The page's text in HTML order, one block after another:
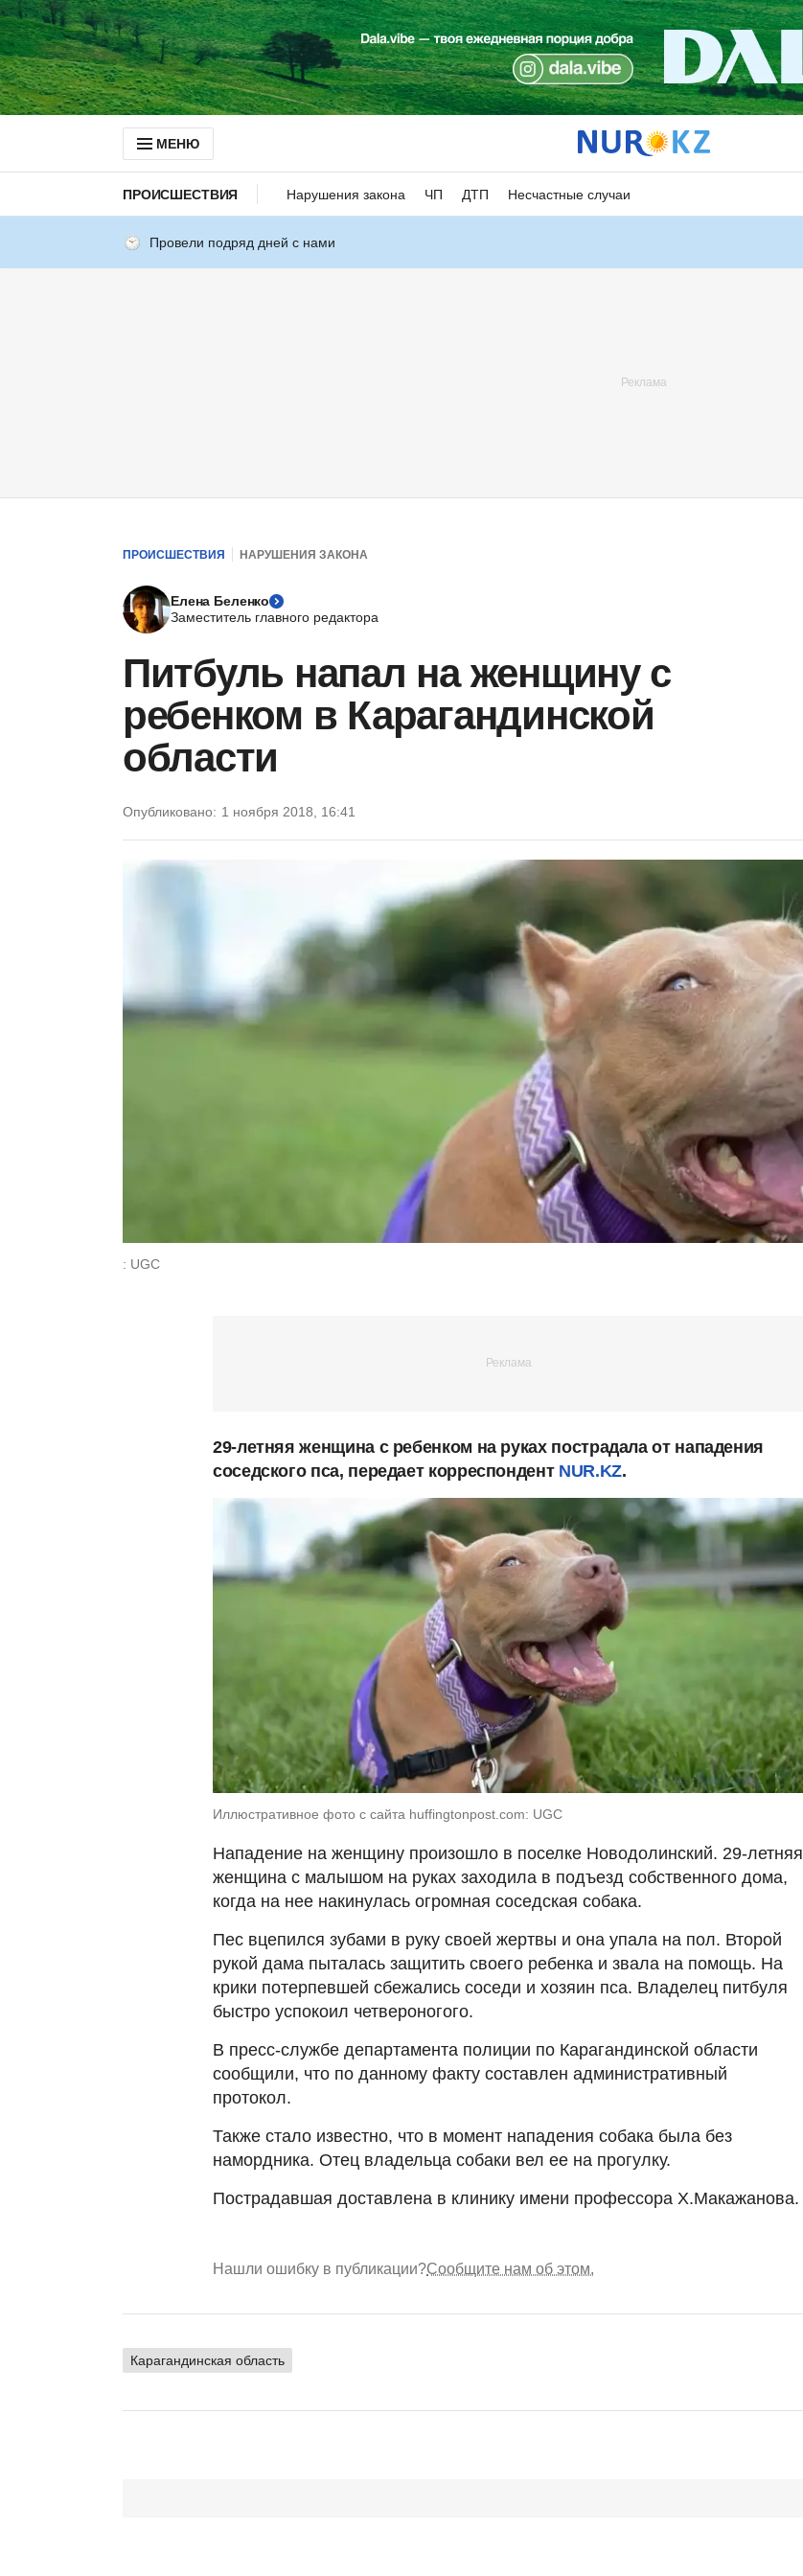
МЕНЮ
ПРОИСШЕСТВИЯ Нарушения закона ЧП ДТП Несчастные случаи
Провели подряд дней с нами
ПРОИСШЕСТВИЯ НАРУШЕНИЯ ЗАКОНА
Елена Беленко
Заместитель главного редактора
Питбуль напал на женщину с
ребенком в Карагандинской
области
Опубликовано: 1 ноября 2018, 16:41
: UGC
29-летняя женщина с ребенком на руках пострадала от нападения
соседского пса, передает корреспондент NUR.KZ.
Иллюстративное фото с сайта huffingtonpost.com: UGC
Нападение на женщину произошло в поселке Новодолинский. 29-летняя
женщина с малышом на руках заходила в подъезд собственного дома,
когда на нее накинулась огромная соседская собака.
Пес вцепился зубами в руку своей жертвы и она упала на пол. Второй
рукой дама пыталась защитить своего ребенка и звала на помощь. На
крики потерпевшей сбежались соседи и хозяин пса. Владелец питбуля
быстро успокоил четвероногого.
В пресс-службе департамента полиции по Карагандинской области
сообщили, что по данному факту составлен административный
протокол.
Также стало известно, что в момент нападения собака была без
намордника. Отец владельца собаки вел ее на прогулку.
Пострадавшая доставлена в клинику имени профессора Х.Макажанова.
Нашли ошибку в публикации?Сообщите нам об этом.
Карагандинская область